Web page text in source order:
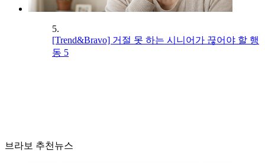
5.
[Trend&Bravo] 거절 못 하는 시니어가 끊어야 할 행
동 5
브라보 추천뉴스